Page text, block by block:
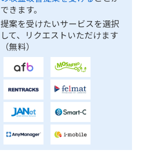
できます。
提案を受けたいサービスを選択
して、リクエストいただけます
（無料）